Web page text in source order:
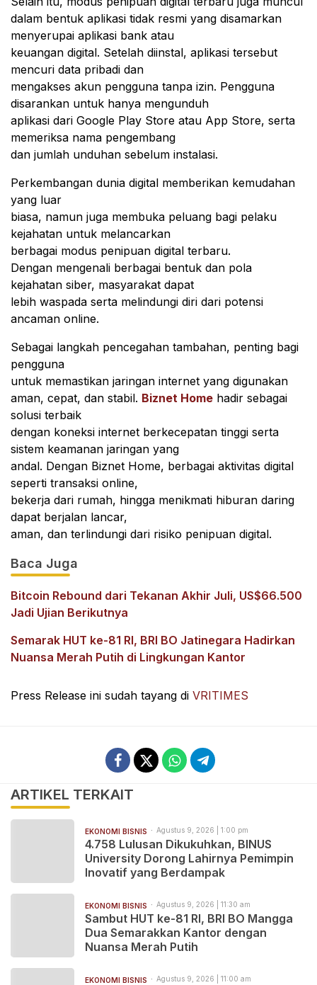
dalam bentuk aplikasi tidak resmi yang disamarkan
menyerupai aplikasi bank atau
keuangan digital. Setelah diinstal, aplikasi tersebut
mencuri data pribadi dan
mengakses akun pengguna tanpa izin. Pengguna
disarankan untuk hanya mengunduh
aplikasi dari Google Play Store atau App Store, serta
memeriksa nama pengembang
dan jumlah unduhan sebelum instalasi.
Perkembangan dunia digital memberikan kemudahan
yang luar
biasa, namun juga membuka peluang bagi pelaku
kejahatan untuk melancarkan
berbagai modus penipuan digital terbaru.
Dengan mengenali berbagai bentuk dan pola
kejahatan siber, masyarakat dapat
lebih waspada serta melindungi diri dari potensi
ancaman online.
Sebagai langkah pencegahan tambahan, penting bagi
pengguna
untuk memastikan jaringan internet yang digunakan
aman, cepat, dan stabil. Biznet Home hadir sebagai
solusi terbaik
dengan koneksi internet berkecepatan tinggi serta
sistem keamanan jaringan yang
andal. Dengan Biznet Home, berbagai aktivitas digital
seperti transaksi online,
bekerja dari rumah, hingga menikmati hiburan daring
dapat berjalan lancar,
aman, dan terlindungi dari risiko penipuan digital.
Baca Juga
Bitcoin Rebound dari Tekanan Akhir Juli, US$66.500
Jadi Ujian Berikutnya
Semarak HUT ke-81 RI, BRI BO Jatinegara Hadirkan
Nuansa Merah Putih di Lingkungan Kantor
Press Release ini sudah tayang di VRITIMES
ARTIKEL TERKAIT
EKONOMI BISNIS Agustus 9, 2026 | 1:00 pm
4.758 Lulusan Dikukuhkan, BINUS
University Dorong Lahirnya Pemimpin
Inovatif yang Berdampak
EKONOMI BISNIS Agustus 9, 2026 | 11:30 am
Sambut HUT ke-81 RI, BRI BO Mangga
Dua Semarakkan Kantor dengan
Nuansa Merah Putih
EKONOMI BISNIS Agustus 9, 2026 | 11:00 am